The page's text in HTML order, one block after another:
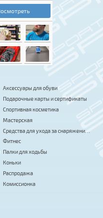
Аксессуары для обуви
Подарочные карты и сертификаты
Спортивная косметика
Мастерская
Средства для ухода за снаряжением
Фитнес
Палки для ходьбы
Коньки
Распродажа
Комиссионка